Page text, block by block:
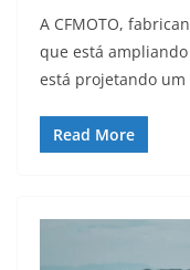
A CFMOTO,
que está
está projetando
Read More